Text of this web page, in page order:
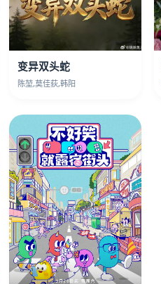
变异双头蛇
陈堃,莫佳荻,韩阳